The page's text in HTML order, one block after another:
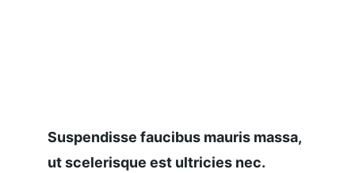
Suspendisse faucibus mauris massa,
ut scelerisque est ultricies nec.